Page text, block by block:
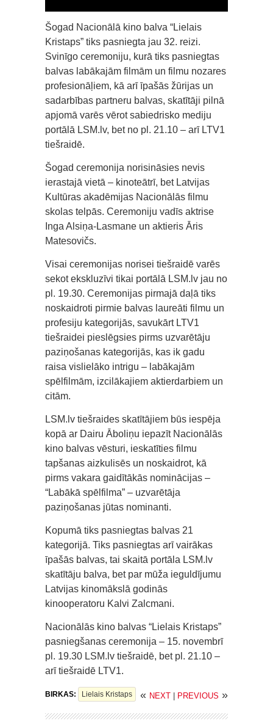
Šogad Nacionālā kino balva “Lielais
Kristaps” tiks pasniegta jau 32. reizi.
Svinīgo ceremoniju, kurā tiks pasniegtas
balvas labākajām filmām un filmu nozares
profesionāļiem, kā arī īpašās žūrijas un
sadarbības partneru balvas, skatītāji pilnā
apjomā varēs vērot sabiedrisko mediju
portālā LSM.lv, bet no pl. 21.10 – arī LTV1
tiešraidē.
Šogad ceremonija norisināsies nevis
ierastajā vietā – kinoteātrī, bet Latvijas
Kultūras akadēmijas Nacionālās filmu
skolas telpās. Ceremoniju vadīs aktrise
Inga Alsiņa-Lasmane un aktieris Āris
Matesovičs.
Visai ceremonijas norisei tiešraidē varēs
sekot ekskluzīvi tikai portālā LSM.lv jau no
pl. 19.30. Ceremonijas pirmajā daļā tiks
noskaidroti pirmie balvas laureāti filmu un
profesiju kategorijās, savukārt LTV1
tiešraidei pieslēgsies pirms uzvarētāju
paziņošanas kategorijās, kas ik gadu
raisa vislielāko intrigu – labākajām
spēlfilmām, izcilākajiem aktierdarbiem un
citām.
LSM.lv tiešraides skatītājiem būs iespēja
kopā ar Dairu Āboliņu iepazīt Nacionālās
kino balvas vēsturi, ieskatīties filmu
tapšanas aizkulisēs un noskaidrot, kā
pirms vakara gaidītākās nominācijas –
“Labākā spēlfilma” – uzvarētāja
paziņošanas jūtas nominanti.
Kopumā tiks pasniegtas balvas 21
kategorijā. Tiks pasniegtas arī vairākas
īpašās balvas, tai skaitā portāla LSM.lv
skatītāju balva, bet par mūža ieguldījumu
Latvijas kinomākslā godinās
kinooperatoru Kalvi Zalcmani.
Nacionālās kino balvas “Lielais Kristaps”
pasniegšanas ceremonija – 15. novembrī
pl. 19.30 LSM.lv tiešraidē, bet pl. 21.10 –
arī tiešraidē LTV1.
BIRKAS: Lielais Kristaps « NEXT PREVIOUS »